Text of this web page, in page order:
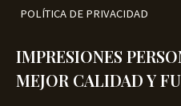
POLÍTICA DE PRIVACIDAD
IMPRESIONES
MEJOR CALIDAD Y